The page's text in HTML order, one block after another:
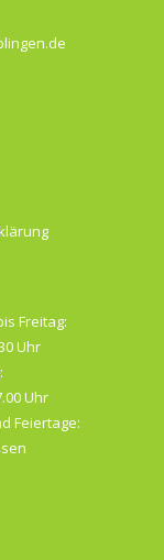
Freitag:
Uhr
Uhr
Feiertage: